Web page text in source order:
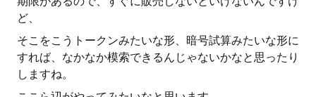
ど、
そこをこうトークンみたいな形、暗号試算みたいな形に
すれば、なかなか模索できるんじゃないかなと思ったり
しますね。